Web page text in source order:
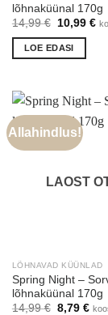
lõhnaküünal 170g
14,99€
Algne
oli:
14,99 €.
10,99 €
LOE EDASI
Allahindlus!
LAOST
LÕHNAVAD KÜÜNLAD
Spring Night –
lõhnaküünal 170g
14,99€ Algne
8,79 €